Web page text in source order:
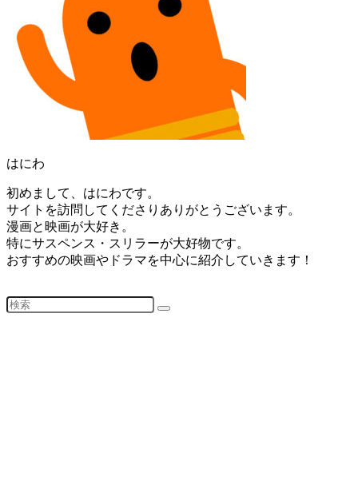
はにわ
初めまして、はにわです。
サイトを訪問してくださりありがとうございます。
漫画と映画が大好き。
特にサスペンス・スリラーが大好物です。
おすすめの映画やドラマを中心に紹介していきます！